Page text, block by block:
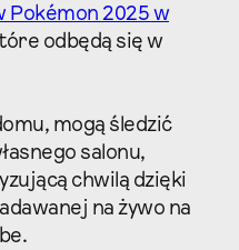
2025 w
odbędą się w
mogą śledzić
salonu,
chwilą dzięki
na żywo na